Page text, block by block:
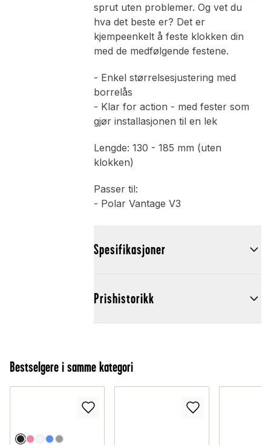
sprut uten problemer. Og vet du
hva det beste er? Det er
kjempeenkelt å feste klokken din
med de medfølgende festene.
- Enkel størrelsesjustering med
borrelås
- Klar for action - med fester som
gjør installasjonen til en lek
Lengde: 130 - 185 mm (uten
klokken)
Passer til:
- Polar Vantage V3
Spesifikasjoner
Prishistorikk
Bestselgere i samme kategori